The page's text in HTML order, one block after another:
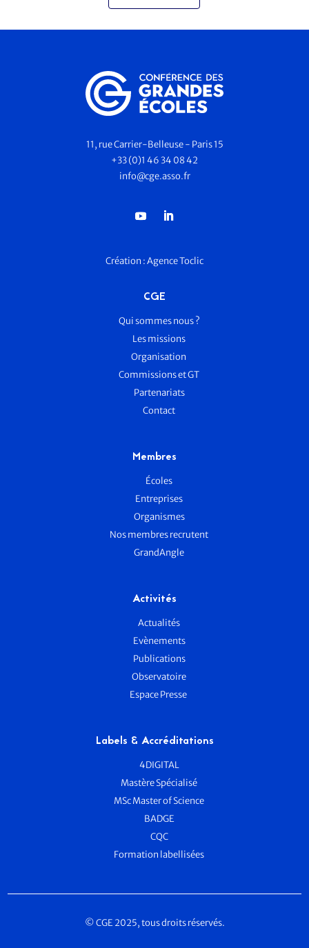
11, rue Carrier-Belleuse - Paris 15
+33 (0)1 46 34 08 42
info@cge.asso.fr
Création :Agence Toclic
CGE
Qui sommes nous ?
Les missions
Organisation
Commissions et GT
Partenariats
Contact
Membres
Écoles
Entreprises
Organismes
Nos membres recrutent
GrandAngle
Activités
Actualités
Evènements
Publications
Observatoire
Espace Presse
Labels & Accréditations
4DIGITAL
Mastère Spécialisé
MSc Master of Science
BADGE
CQC
Formation labellisées
© CGE 2025, tous droits réservés.